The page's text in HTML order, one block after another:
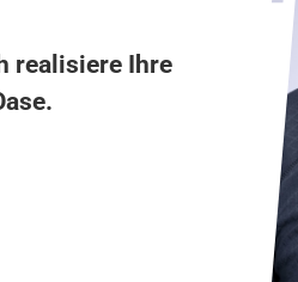
realisiere Ihre